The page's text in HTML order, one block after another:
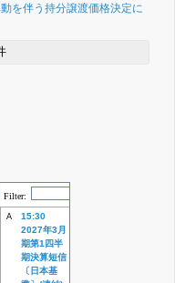
を伴う持分譲渡価格決定に
株価
Filter:
A
15:30
2027年3月
期第1四半
期決算短信
〔日本基